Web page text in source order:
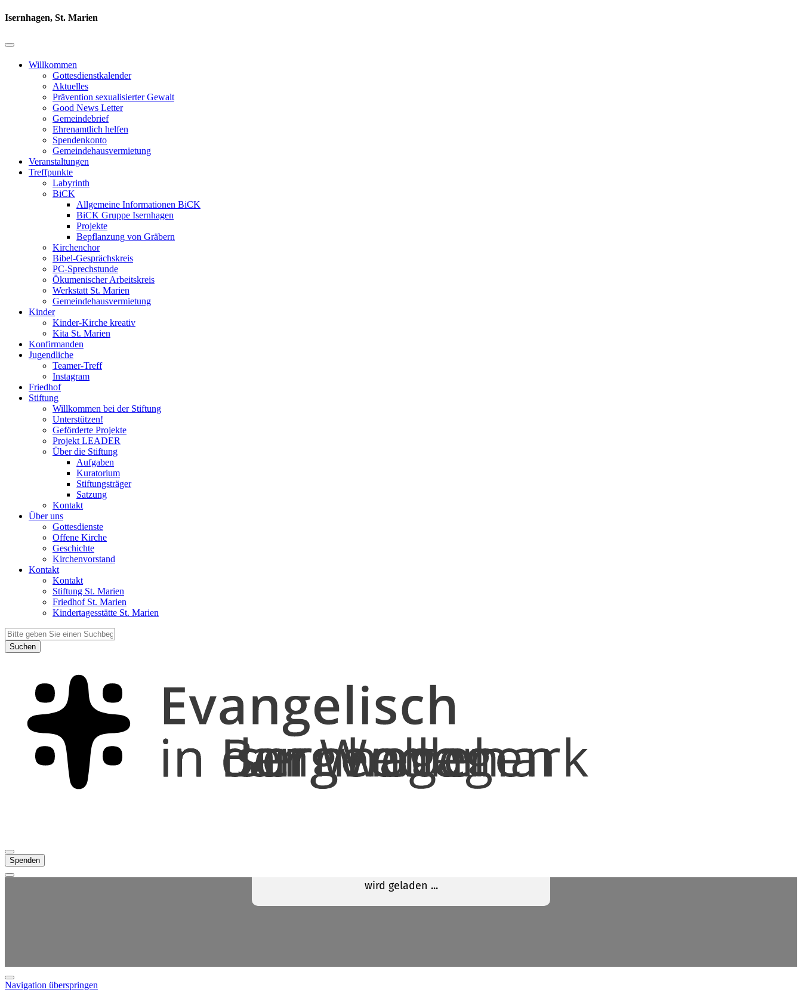
Isernhagen, St. Marien
Willkommen
Gottesdienstkalender
Aktuelles
Prävention sexualisierter Gewalt
Good News Letter
Gemeindebrief
Ehrenamtlich helfen
Spendenkonto
Gemeindehausvermietung
Veranstaltungen
Treffpunkte
Labyrinth
BiCK
Allgemeine Informationen BiCK
BiCK Gruppe Isernhagen
Projekte
Bepflanzung von Gräbern
Kirchenchor
Bibel-Gesprächskreis
PC-Sprechstunde
Ökumenischer Arbeitskreis
Werkstatt St. Marien
Gemeindehausvermietung
Kinder
Kinder-Kirche kreativ
Kita St. Marien
Konfirmanden
Jugendliche
Teamer-Treff
Instagram
Friedhof
Stiftung
Willkommen bei der Stiftung
Unterstützen!
Geförderte Projekte
Projekt LEADER
Über die Stiftung
Aufgaben
Kuratorium
Stiftungsträger
Satzung
Kontakt
Über uns
Gottesdienste
Offene Kirche
Geschichte
Kirchenvorstand
Kontakt
Kontakt
Stiftung St. Marien
Friedhof St. Marien
Kindertagesstätte St. Marien
Suchen
Spenden
Navigation überspringen